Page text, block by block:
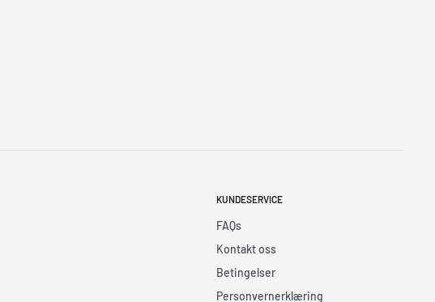
KUNDESERVICE
FAQs
Kontakt oss
Betingelser
Personvernerklæring